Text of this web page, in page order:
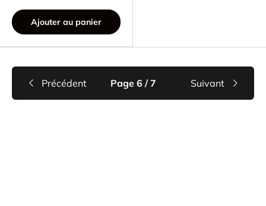
Ajouter au panier
Précédent Page 6 / 7 Suivant